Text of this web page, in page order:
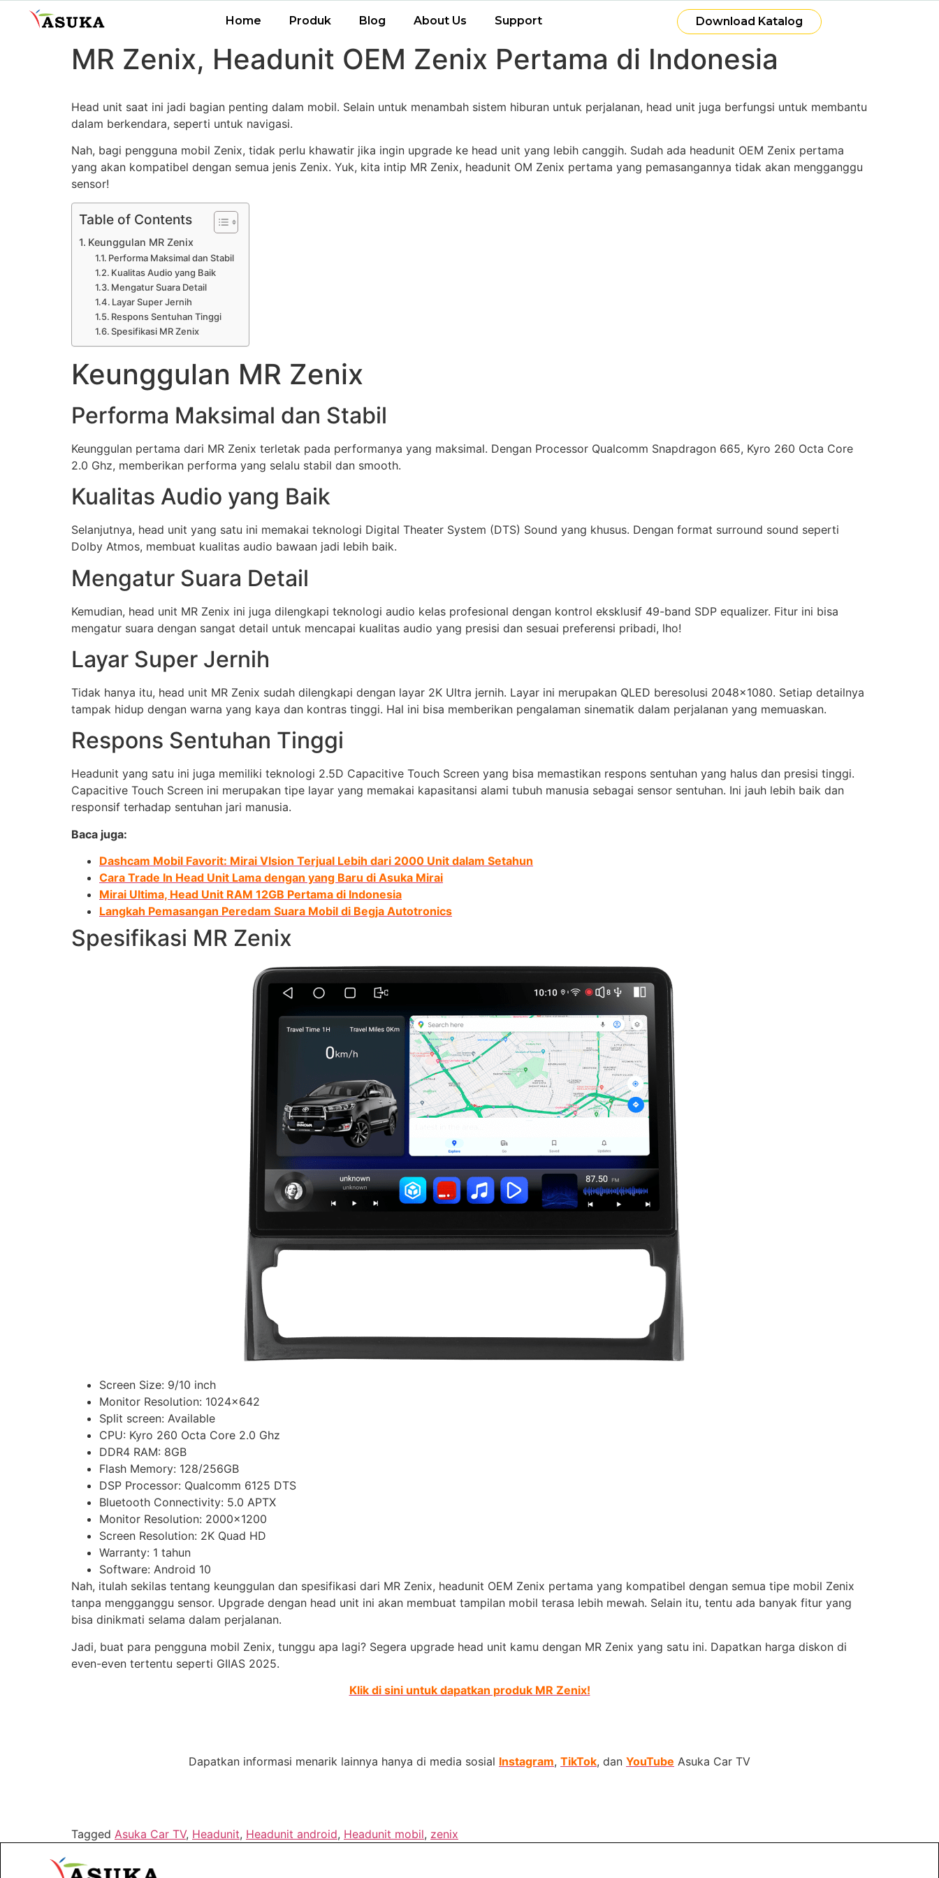
Home Produk Blog About Us Support Download Katalog
MR Zenix, Headunit OEM Zenix Pertama di Indonesia
Head unit saat ini jadi bagian penting dalam mobil. Selain untuk menambah sistem hiburan untuk perjalanan, head unit juga berfungsi untuk membantu
dalam berkendara, seperti untuk navigasi.
Nah, bagi pengguna mobil Zenix, tidak perlu khawatir jika ingin upgrade ke head unit yang lebih canggih. Sudah ada headunit OEM Zenix pertama
yang akan kompatibel dengan semua jenis Zenix. Yuk, kita intip MR Zenix, headunit OM Zenix pertama yang pemasangannya tidak akan mengganggu
sensor!
Table of Contents
Keunggulan MR Zenix
Performa Maksimal dan Stabil
Kualitas Audio yang Baik
Mengatur Suara Detail
Layar Super Jernih
Respons Sentuhan Tinggi
Spesifikasi MR Zenix
Keunggulan MR Zenix
Performa Maksimal dan Stabil
Keunggulan pertama dari MR Zenix terletak pada performanya yang maksimal. Dengan Processor Qualcomm Snapdragon 665, Kyro 260 Octa Core
2.0 Ghz, memberikan performa yang selalu stabil dan smooth.
Kualitas Audio yang Baik
Selanjutnya, head unit yang satu ini memakai teknologi Digital Theater System (DTS) Sound yang khusus. Dengan format surround sound seperti
Dolby Atmos, membuat kualitas audio bawaan jadi lebih baik.
Mengatur Suara Detail
Kemudian, head unit MR Zenix ini juga dilengkapi teknologi audio kelas profesional dengan kontrol eksklusif 49-band SDP equalizer. Fitur ini bisa
mengatur suara dengan sangat detail untuk mencapai kualitas audio yang presisi dan sesuai preferensi pribadi, lho!
Layar Super Jernih
Tidak hanya itu, head unit MR Zenix sudah dilengkapi dengan layar 2K Ultra jernih. Layar ini merupakan QLED beresolusi 2048×1080. Setiap detailnya
tampak hidup dengan warna yang kaya dan kontras tinggi. Hal ini bisa memberikan pengalaman sinematik dalam perjalanan yang memuaskan.
Respons Sentuhan Tinggi
Headunit yang satu ini juga memiliki teknologi 2.5D Capacitive Touch Screen yang bisa memastikan respons sentuhan yang halus dan presisi tinggi.
Capacitive Touch Screen ini merupakan tipe layar yang memakai kapasitansi alami tubuh manusia sebagai sensor sentuhan. Ini jauh lebih baik dan
responsif terhadap sentuhan jari manusia.
Baca juga:
Dashcam Mobil Favorit: Mirai VIsion Terjual Lebih dari 2000 Unit dalam Setahun
Cara Trade In Head Unit Lama dengan yang Baru di Asuka Mirai
Mirai Ultima, Head Unit RAM 12GB Pertama di Indonesia
Langkah Pemasangan Peredam Suara Mobil di Begja Autotronics
Spesifikasi MR Zenix
Screen Size: 9/10 inch
Monitor Resolution: 1024×642
Split screen: Available
CPU: Kyro 260 Octa Core 2.0 Ghz
DDR4 RAM: 8GB
Flash Memory: 128/256GB
DSP Processor: Qualcomm 6125 DTS
Bluetooth Connectivity: 5.0 APTX
Monitor Resolution: 2000×1200
Screen Resolution: 2K Quad HD
Warranty: 1 tahun
Software: Android 10
Nah, itulah sekilas tentang keunggulan dan spesifikasi dari MR Zenix, headunit OEM Zenix pertama yang kompatibel dengan semua tipe mobil Zenix
tanpa mengganggu sensor. Upgrade dengan head unit ini akan membuat tampilan mobil terasa lebih mewah. Selain itu, tentu ada banyak fitur yang
bisa dinikmati selama dalam perjalanan.
Jadi, buat para pengguna mobil Zenix, tunggu apa lagi? Segera upgrade head unit kamu dengan MR Zenix yang satu ini. Dapatkan harga diskon di
even-even tertentu seperti GIIAS 2025.
Klik di sini untuk dapatkan produk MR Zenix!
Dapatkan informasi menarik lainnya hanya di media sosial Instagram, TikTok, dan YouTube Asuka Car TV
Tagged Asuka Car TV, Headunit, Headunit android, Headunit mobil, zenix